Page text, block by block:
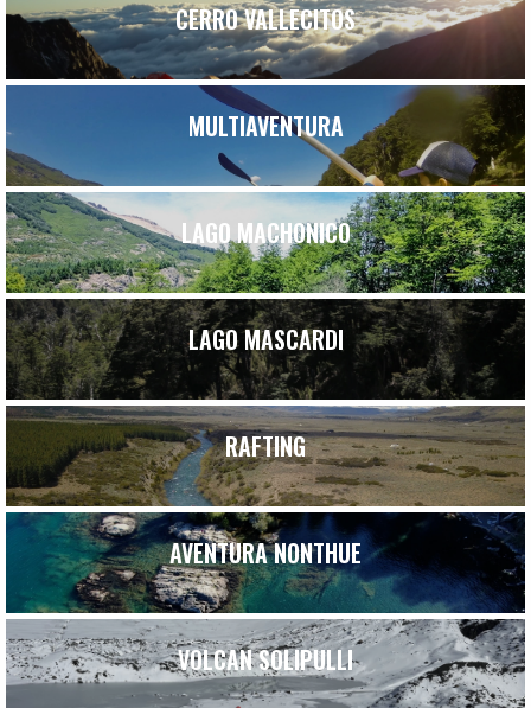
CERRO VALLECITOS
MULTIAVENTURA
LAGO MACHONICO
LAGO MASCARDI
RAFTING
AVENTURA NONTHUE
VOLCAN SOLIPULLI